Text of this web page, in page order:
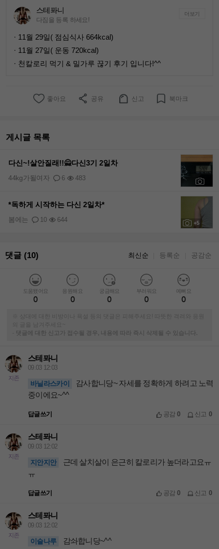
스테퐈니
다짐을 등록 하세요!
더보기
· 11월 29일( 점심식사 664kcal)
· 11월 27일( 운동 720kcal)
· 천칼로리 먹기 & 밀가루 끊기 후기 입니다!^^
좋아요 공유 신고 북마크
게시글 목록
다신~!살안질래!!🙅다신3기 2일차
6 483
44kg가될여자
+5
*독하게 시작하는 다신 2일차*
10 644
봄에는
댓글 (10) 최신순 등록순 공감순
도움됐어요
0
응원해요
0
궁금해요
0
부러워요
0
예뻐요
0
※ 상대에 대한 비방이나 욕설 등의 댓글은 피해주세요! 따뜻한 격려와 응원
의 글을 남겨주세요~
-
댓글에 대한 신고가 접수될 경우, 내용에 따라 즉시 삭제될 수 있습니다.
지존
스테퐈니
09.03 12:03
바닐라스카이
감사합니당~ 자세를 정확하게 하려고 노력
중이에요~^^
답글쓰기 공감0 신고 0
지존
스테퐈니
09.03 12:02
지안지안
근데 살치살이 은근히 칼로리가 높더라고요ㅠ
ㅠ
답글쓰기 공감0 신고 0
지존
스테퐈니
09.03 12:02
이슬나루 감솨합니당~^^